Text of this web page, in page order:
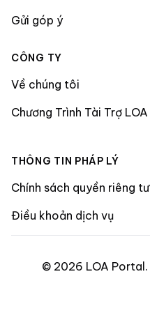
Gửi góp ý
CÔNG TY
Về chúng tôi
Chương Trình Tài Trợ LOA
THÔNG TIN PHÁP LÝ
Chính sách quyền riêng tư
Điều khoản dịch vụ
© 2026 LOA Portal .